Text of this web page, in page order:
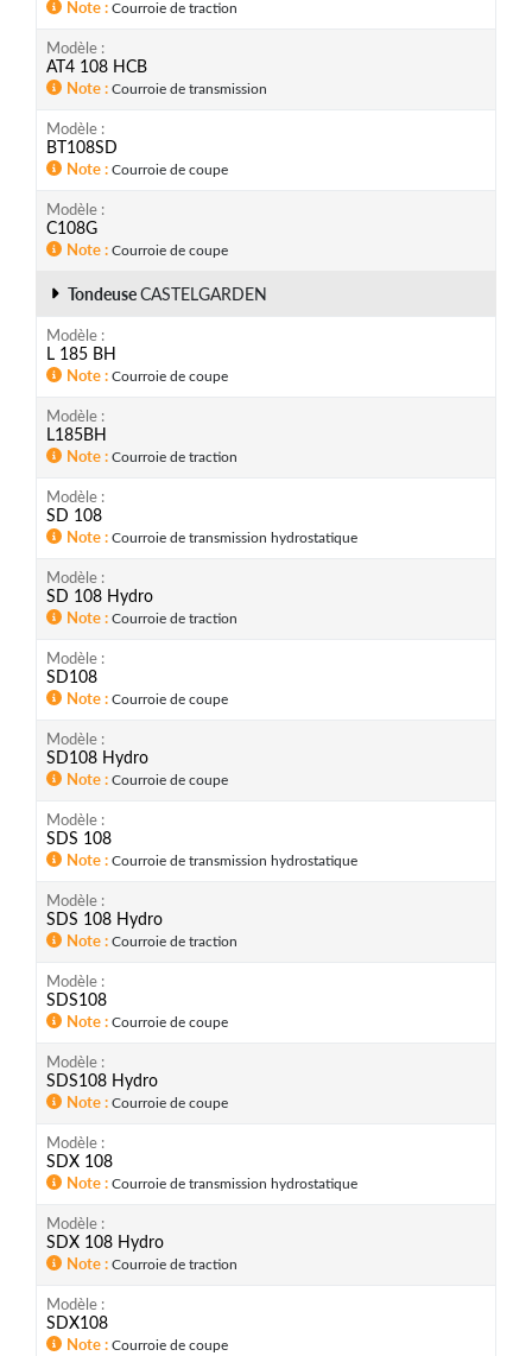
Note Courroie de traction
Modèle
AT4 108 HCB
Note Courroie de transmission
Modèle
BT108SD
Note Courroie de coupe
Modèle
C108G
Note Courroie de coupe
TondeuseCASTELGARDEN
Modèle
L 185 BH
Note Courroie de coupe
Modèle
L185BH
Note Courroie de traction
Modèle
SD 108
Note Courroie de transmission hydrostatique
Modèle
SD 108 Hydro
Note Courroie de traction
Modèle
SD108
Note Courroie de coupe
Modèle
SD108 Hydro
Note Courroie de coupe
Modèle
SDS 108
Note Courroie de transmission hydrostatique
Modèle
SDS 108 Hydro
Note Courroie de traction
Modèle
SDS108
Note Courroie de coupe
Modèle
SDS108 Hydro
Note Courroie de coupe
Modèle
SDX 108
Note Courroie de transmission hydrostatique
Modèle
SDX 108 Hydro
Note Courroie de traction
Modèle
SDX108
Note Courroie de coupe